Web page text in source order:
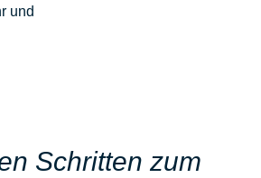
und
Schritten zum